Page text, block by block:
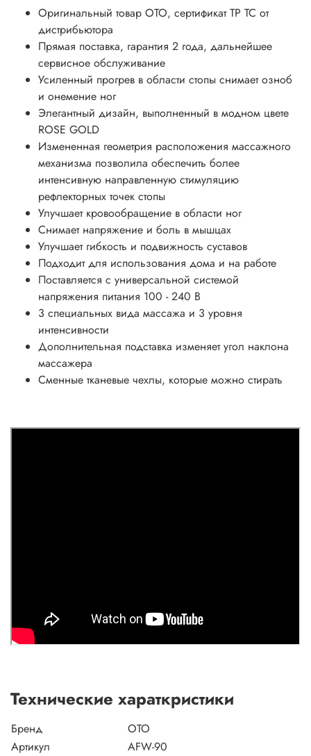
Оригинальный товар OTO, сертификат ТР ТС от
дистрибьютора
Прямая поставка, гарантия 2 года, дальнейшее
сервисное обслуживание
Усиленный прогрев в области стопы снимает озноб
и онемение ног
Элегантный дизайн, выполненный в модном цвете
ROSE GOLD
Измененная геометрия расположения массажного
механизма позволила обеспечить более
интенсивную направленную стимуляцию
рефлекторных точек стопы
Улучшает кровообращение в области ног
Снимает напряжение и боль в мышцах
Улучшает гибкость и подвижность суставов
Подходит для использования дома и на работе
Поставляется с универсальной системой
напряжения питания 100 - 240 В
3 специальных вида массажа и 3 уровня
интенсивности
Дополнительная подставка изменяет угол наклона
массажера
Сменные тканевые чехлы, которые можно стирать
Технические хараткристики
Бренд
OTO
Артикул
AFW-90